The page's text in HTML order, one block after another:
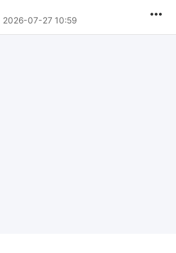
2026-07-27 10:59